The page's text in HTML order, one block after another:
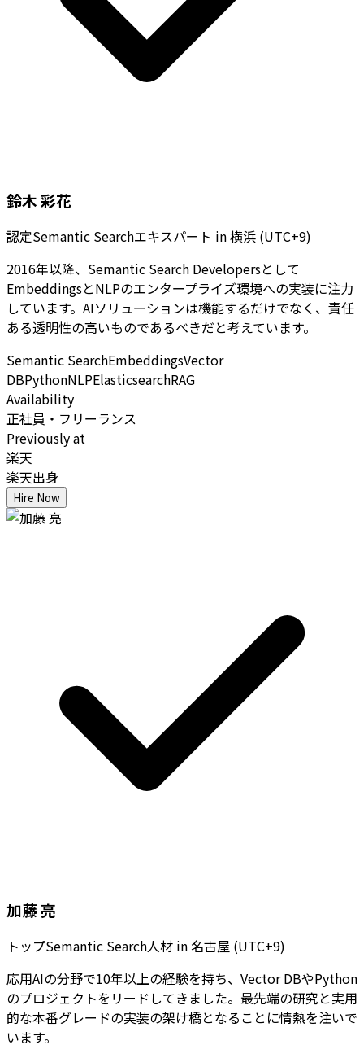
鈴木 彩花
認定Semantic Searchエキスパート in横浜 (UTC+9)
2016年以降、Semantic Search Developersとして
EmbeddingsとNLPのエンタープライズ環境への実装に注力
しています。AIソリューションは機能するだけでなく、責任
ある透明性の高いものであるべきだと考えています。
Semantic SearchEmbeddingsVector
DBPythonNLPElasticsearchRAG
Availability
正社員・フリーランス
Previously at
楽天
楽天出身
Hire Now
加藤 亮
トップSemantic Search人材 in 名古屋 (UTC+9)
応用AIの分野で10年以上の経験を持ち、Vector DBやPython
のプロジェクトをリードしてきました。最先端の研究と実用
的な本番グレードの実装の架け橋となることに情熱を注いで
います。